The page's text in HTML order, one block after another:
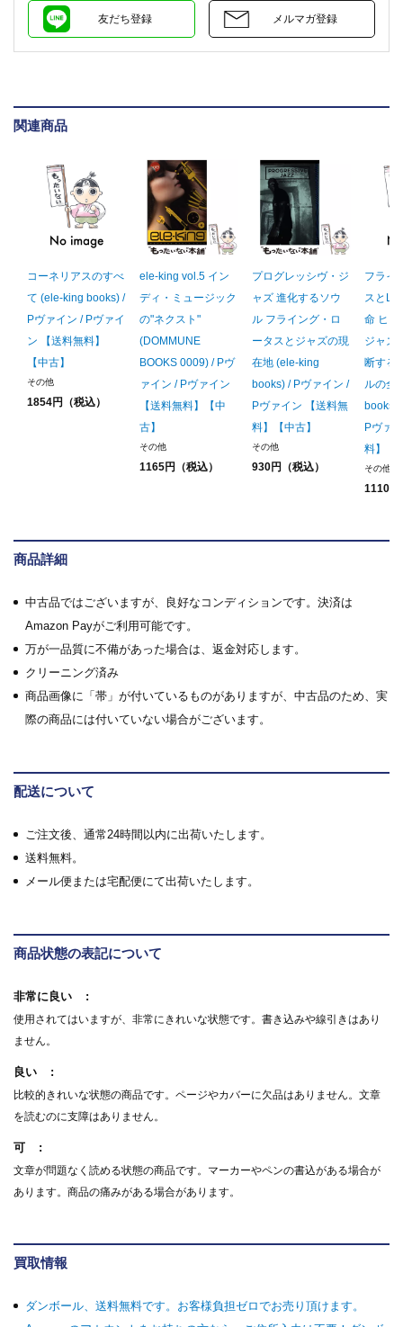
友だち登録 メルマガ登録
関連商品
コーネリアスのすべ
て (ele-king books) /
Pヴァイン / Pヴァイ
ン 【送料無料】
【中古】
その他
1854円（税込）
ele-king vol.5 イン
ディ・ミュージック
の"ネクスト"
(DOMMUNE
BOOKS 0009) / Pヴ
ァイン / Pヴァイン
【送料無料】【中
古】
その他
1165円（税込）
プログレッシヴ・ジ
ャズ 進化するソウ
ル フライング・ロ
ータスとジャズの現
在地 (ele-king
books) / Pヴァイン /
Pヴァイン 【送料無
料】【中古】
その他
930円（税込）
フライ
スとLA
命 ヒッ
ジャズ
断する
ルの全
books)
Pヴァ
料】【
その他
1110円
商品詳細
中古品ではございますが、良好なコンディションです。決済は
Amazon Payがご利用可能です。
万が一品質に不備があった場合は、返金対応します。
クリーニング済み
商品画像に「帯」が付いているものがありますが、中古品のため、実
際の商品には付いていない場合がございます。
配送について
ご注文後、通常24時間以内に出荷いたします。
送料無料。
メール便または宅配便にて出荷いたします。
商品状態の表記について
非常に良い
使用されてはいますが、非常にきれいな状態です。書き込みや線引きはあり
ません。
良い
比較的きれいな状態の商品です。ページやカバーに欠品はありません。文章
を読むのに支障はありません。
可
文章が問題なく読める状態の商品です。マーカーやペンの書込がある場合が
あります。商品の痛みがある場合があります。
買取情報
ダンボール、送料無料です。お客様負担ゼロでお売り頂けます。